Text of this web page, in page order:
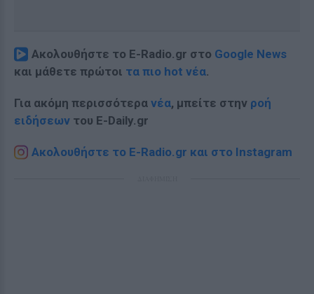
Ακολουθήστε το E-Radio.gr στο Google News
και μάθετε πρώτοι τα πιο hot νέα.
Για ακόμη περισσότερα νέα, μπείτε στην ροή
ειδήσεων του E-Daily.gr
Ακολουθήστε το E-Radio.gr και στο Instagram